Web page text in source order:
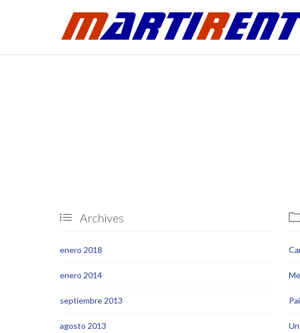
 Archives
enero 2018
enero 2014
septiembre 2013
agosto 2013
